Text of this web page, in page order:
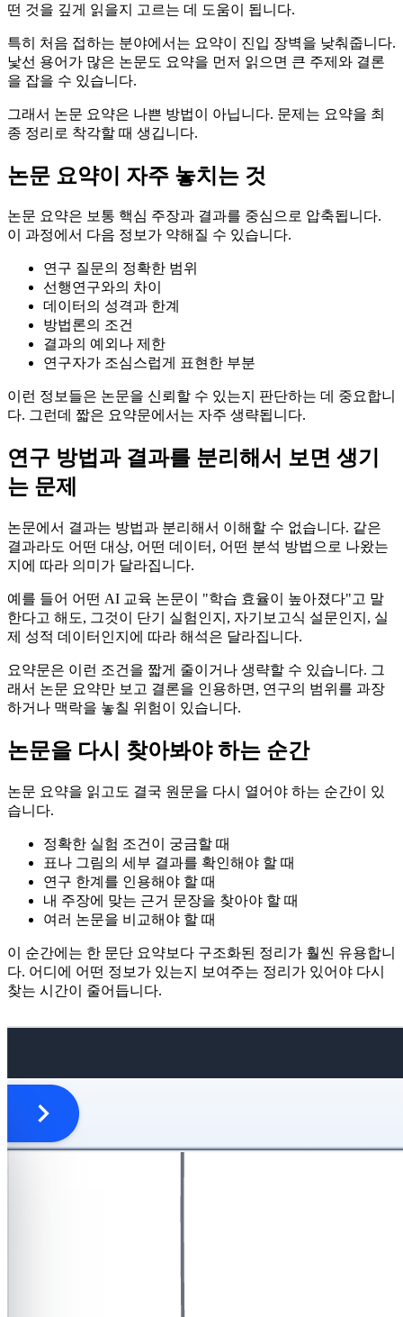
떤 것을 깊게 읽을지 고르는 데 도움이 됩니다.
특히 처음 접하는 분야에서는 요약이 진입 장벽을 낮춰줍니다.
낯선 용어가 많은 논문도 요약을 먼저 읽으면 큰 주제와 결론
을 잡을 수 있습니다.
그래서 논문 요약은 나쁜 방법이 아닙니다. 문제는 요약을 최
종 정리로 착각할 때 생깁니다.
논문 요약이 자주 놓치는 것
논문 요약은 보통 핵심 주장과 결과를 중심으로 압축됩니다.
이 과정에서 다음 정보가 약해질 수 있습니다.
연구 질문의 정확한 범위
선행연구와의 차이
데이터의 성격과 한계
방법론의 조건
결과의 예외나 제한
연구자가 조심스럽게 표현한 부분
이런 정보들은 논문을 신뢰할 수 있는지 판단하는 데 중요합니
다. 그런데 짧은 요약문에서는 자주 생략됩니다.
연구 방법과 결과를 분리해서 보면 생기
는 문제
논문에서 결과는 방법과 분리해서 이해할 수 없습니다. 같은
결과라도 어떤 대상, 어떤 데이터, 어떤 분석 방법으로 나왔는
지에 따라 의미가 달라집니다.
예를 들어 어떤 AI 교육 논문이 "학습 효율이 높아졌다"고 말
한다고 해도, 그것이 단기 실험인지, 자기보고식 설문인지, 실
제 성적 데이터인지에 따라 해석은 달라집니다.
요약문은 이런 조건을 짧게 줄이거나 생략할 수 있습니다. 그
래서 논문 요약만 보고 결론을 인용하면, 연구의 범위를 과장
하거나 맥락을 놓칠 위험이 있습니다.
논문을 다시 찾아봐야 하는 순간
논문 요약을 읽고도 결국 원문을 다시 열어야 하는 순간이 있
습니다.
정확한 실험 조건이 궁금할 때
표나 그림의 세부 결과를 확인해야 할 때
연구 한계를 인용해야 할 때
내 주장에 맞는 근거 문장을 찾아야 할 때
여러 논문을 비교해야 할 때
이 순간에는 한 문단 요약보다 구조화된 정리가 훨씬 유용합니
다. 어디에 어떤 정보가 있는지 보여주는 정리가 있어야 다시
찾는 시간이 줄어듭니다.